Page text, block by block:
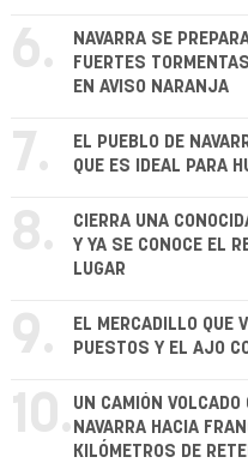
6.
NAVARRA SE
FUERTES
EN AVISO NARANJA
7.
EL PUEBLO DE
QUE ES IDEAL PARA
8.
CIERRA UNA
Y YA SE CONOCE EL
LUGAR
9.
EL MERCADILLO QUE
PUESTOS Y EL AJO
10. UN CAMIÓN
NAVARRA HACIA
KILÓMETROS DE